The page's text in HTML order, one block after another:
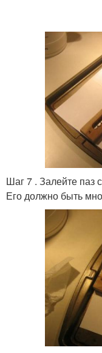
Шаг 7 . Залейте паз
Его должно быть